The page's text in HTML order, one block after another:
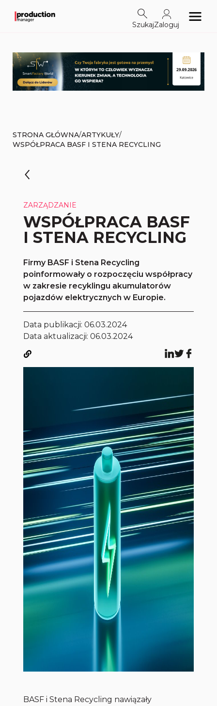
SzukajZaloguj
STRONA GŁÓWNA/ARTYKUŁY/
WSPÓŁPRACA BASF I STENA RECYCLING
ZARZĄDZANIE
WSPÓŁPRACA BASF
I STENA RECYCLING
Firmy BASF i Stena Recycling
poinformowały o rozpoczęciu współpracy
w zakresie recyklingu akumulatorów
pojazdów elektrycznych w Europie.
Data publikacji:06.03.2024
Data aktualizacji: 06.03.2024
BASF i Stena Recycling nawiązały